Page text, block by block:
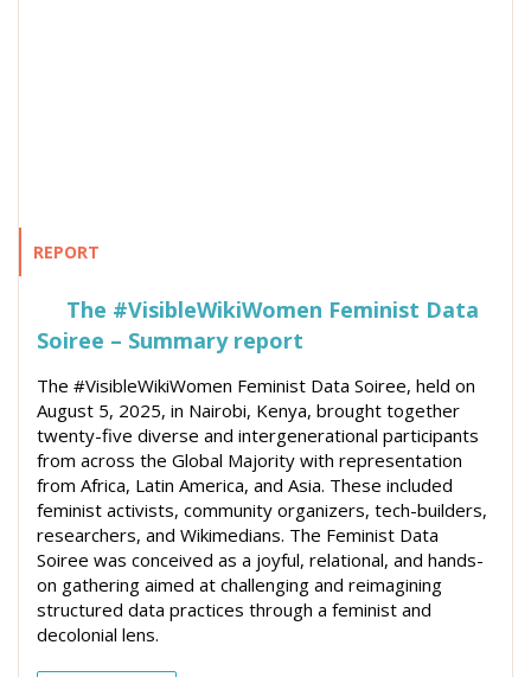
REPORT
The #VisibleWikiWomen Feminist Data
Soiree – Summary report
The #VisibleWikiWomen Feminist Data Soiree, held on
August 5, 2025, in Nairobi, Kenya, brought together
twenty-five diverse and intergenerational participants
from across the Global Majority with representation
from Africa, Latin America, and Asia. These included
feminist activists, community organizers, tech-builders,
researchers, and Wikimedians. The Feminist Data
Soiree was conceived as a joyful, relational, and hands-
on gathering aimed at challenging and reimagining
structured data practices through a feminist and
decolonial lens.